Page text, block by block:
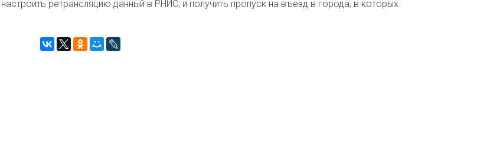
ретрансляцию данный в РНИС, и получить пропуск на въезд в города, в которых